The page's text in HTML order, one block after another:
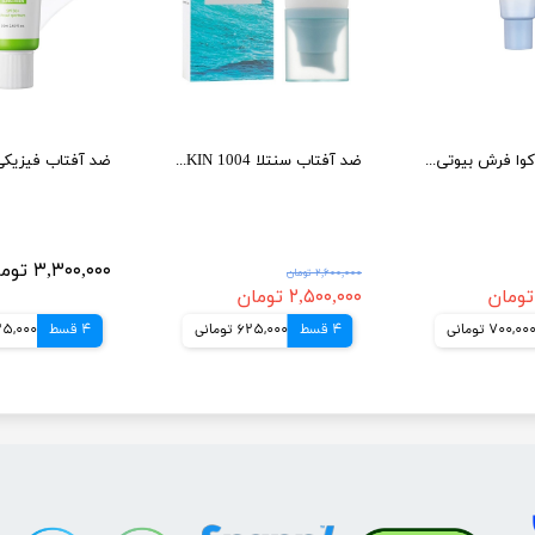
۳,۳۰۰,۰۰۰ تومان
4 قسط 825,000
ضد آفتاب سنتلا SKIN 1004 هیالو سیکا ماداگاسکار اورجینال
۲,۶۰۰,۰۰۰ تومان
۲,۵۰۰,۰۰۰ تومان
4 قسط 625,000 تومانی
ضد آفتاب آکوا فرش بیوتی آف جوسان
700,000 تومانی